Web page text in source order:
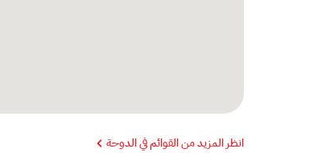
انظر المزيد من القوائم في الدوحة